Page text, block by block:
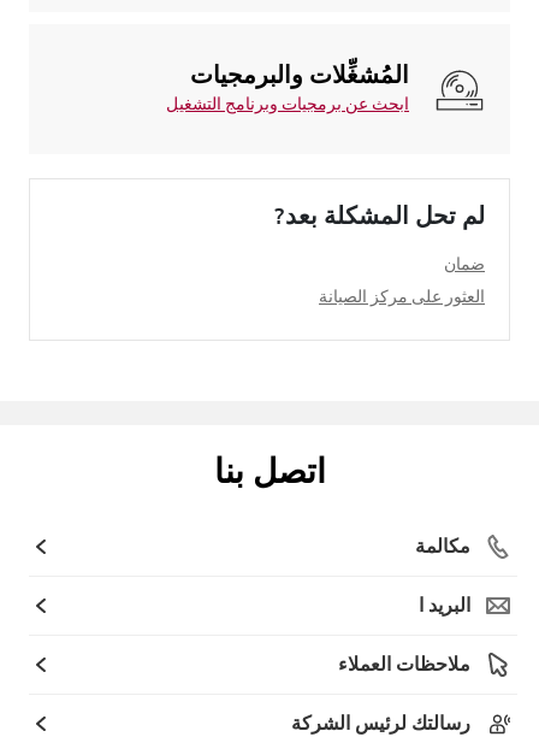
المُشغِّلات والبرمجيات
ابحث عن برمجيات وبرنامج التشغيل
لم تحل المشكلة بعد?
ضمان
العثور على مركز الصيانة
اتصل بنا
مكالمة
البريد ا
ملاحظات العملاء
رسالتك لرئيس الشركة